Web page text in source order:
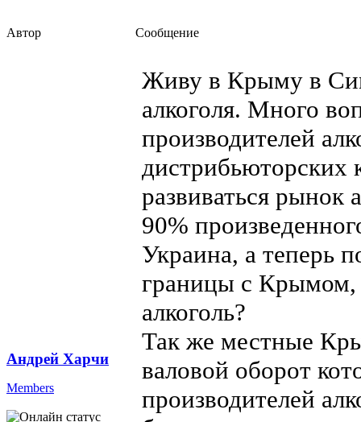
Автор Сообщение
Андрей Харчи
Members
Живу в Крыму в
алкоголя. Много
производителей
дистрибьюторских
развиваться рынок
90%
Украина, а теперь
границы с Крымом,
алкоголь?
Так же местные
валовой оборот
производителей